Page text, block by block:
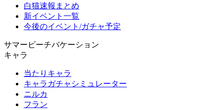
白猫速報まとめ
新イベント一覧
今後のイベント/ガチャ予定
サマービーチバケーション
キャラ
当たりキャラ
キャラガチャシミュレーター
ニルカ
フラン